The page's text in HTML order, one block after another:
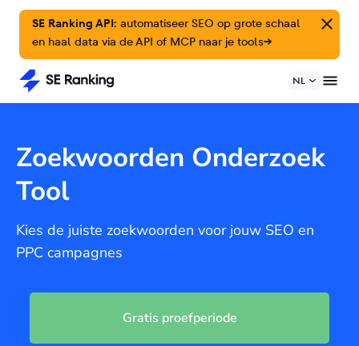
SE Ranking API: automatiseer SEO op grote schaal
en haal data via de API of MCP naar je tools→
NL
Zoekwoorden Onderzoek
Tool
Kies de juiste zoekwoorden voor jouw SEO en
PPC campagnes
Gratis proefperiode